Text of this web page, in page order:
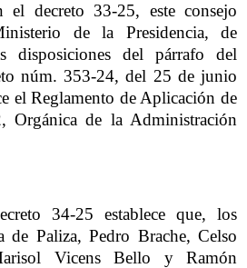
el decreto 33-25, este consejo
de la Presidencia, de
disposiciones del párrafo del
núm. 353-24, del 25 de junio
el Reglamento de Aplicación de
Orgánica de la Administración
34-25 establece que, los
de Paliza, Pedro Brache, Celso
Vicens Bello y Ramón